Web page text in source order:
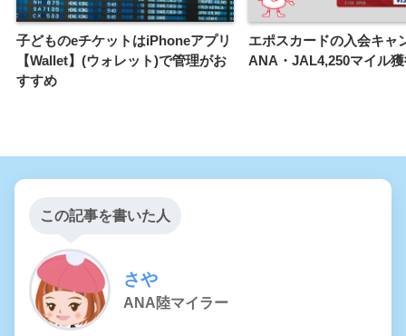
子どものeチケットはiPhoneアプリ
【Wallet】(ウォレット)で管理がお
すすめ
エポスカードの入会キャ
ANA・JAL4,250マイル
この記事を書いた人
さや
ANA陸マイラー